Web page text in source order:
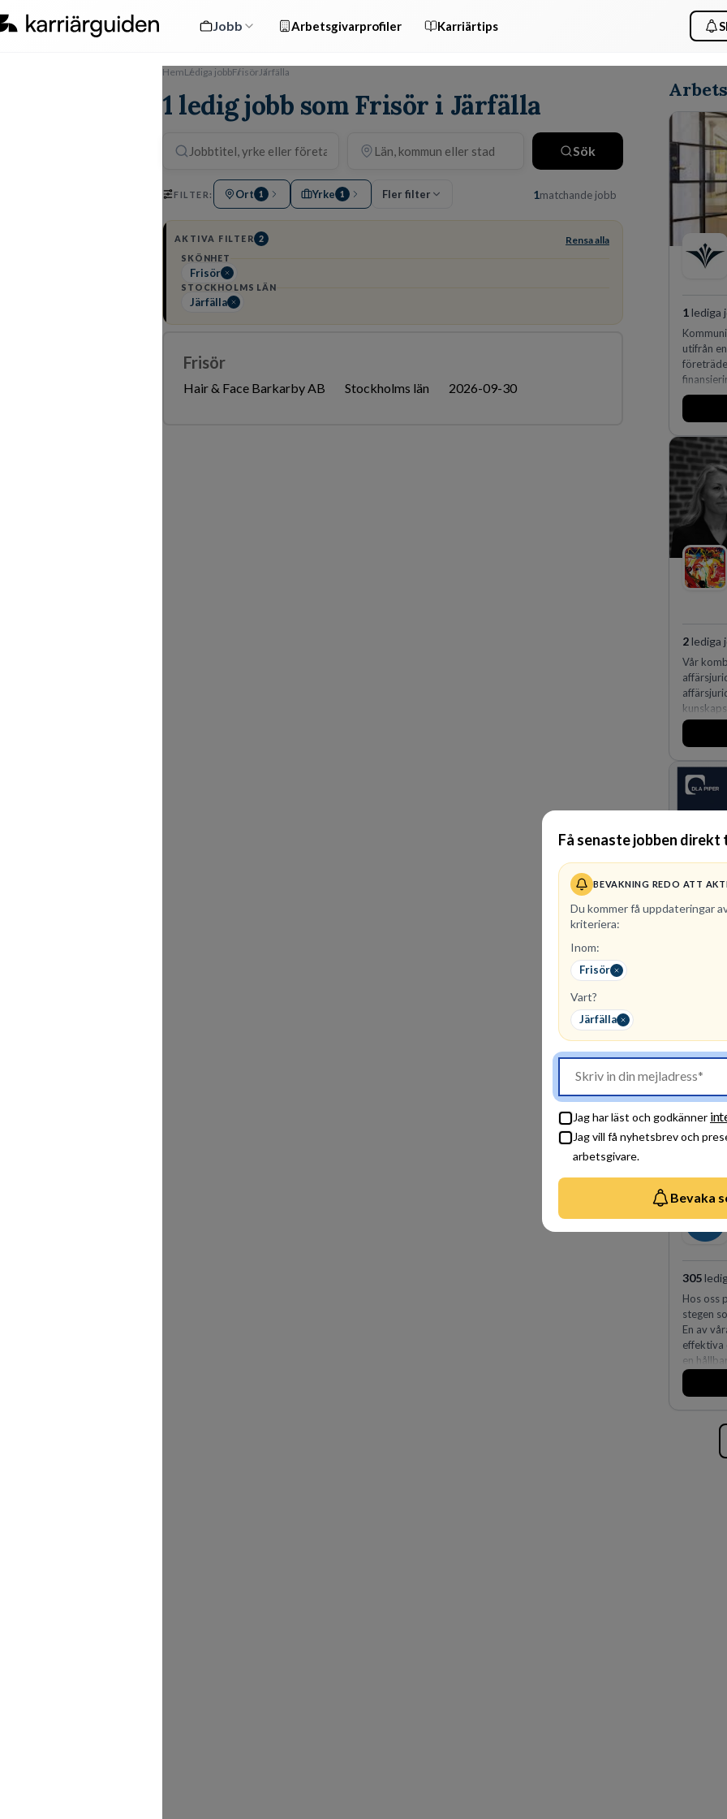
Jobb Arbetsgivarprofiler Karriärtips
Få senaste jobben direkt
BEVAKNING REDO ATT
Du kommer få uppdateringar
kriteriera:
Inom:
Frisör
Vart?
Järfälla
Jag har läst och godkänner
Jag vill få nyhetsbrev och
arbetsgivare.
Bevaka
HemLediga jobbFrisörJärfälla
1 ledig jobb som Frisör i Järfälla
Sök
FILTER: Ort 1 Yrke 1 Fler filter 1matchande jobb
AKTIVA FILTER 2 Rensa alla
SKÖNHET
Frisör
STOCKHOLMS LÄN
Järfälla
Frisör
Hair & Face Barkarby AB Stockholms län 2026-09-30
1lediga
utifrån
2lediga
Vår
expertis
skydda,
av
fler än
på DLA
effektiv
305
Hos oss
stegen
En av
effektiva
en
fler